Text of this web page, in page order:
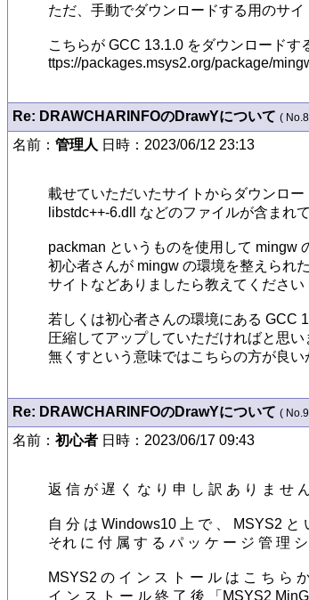
ただ、手動でダウンロードする用のサ
こちらが GCC 13.1.0 をダウンロードす
ttps://packages.msys2.org/package/
Re: DRAWCHARINFOのDrawYについて (
名前： 管理人 日時：2023/06/12 23:13
載せていただいたサイトからダウンロ
libstdc++-6.dll などのファイルが含まれ
packman というものを使用して mingw
初心者さんが mingw の環境を整えられ
サイトなどありましたら教えてください
若しくは初心者さんの環境にある GCC
圧縮してアップしていただければと思
無くすという意味ではこちらの方が良い
Re: DRAWCHARINFOのDrawYについて (
名前： 初心者 日時：2023/06/17 09:43
返 信 が 遅 く な り 申 し 訳 あ り ま せ ん
自 分 は Windows10 上 で 、 MSYS2 と
それ に 付 属 す る パ ッ ケ ー ジ 管 理
MSYS2 の イ ン ス ト ー ル は こ ち ら
イ ン ス ト ー ル 終 了 後 「MSYS2